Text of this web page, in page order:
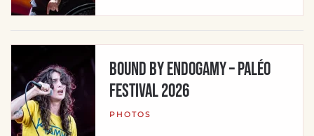
BOUND BY ENDOGAMY – Paléo
Festival 2026
PHOTOS